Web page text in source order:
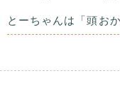
とーちゃんは「頭お